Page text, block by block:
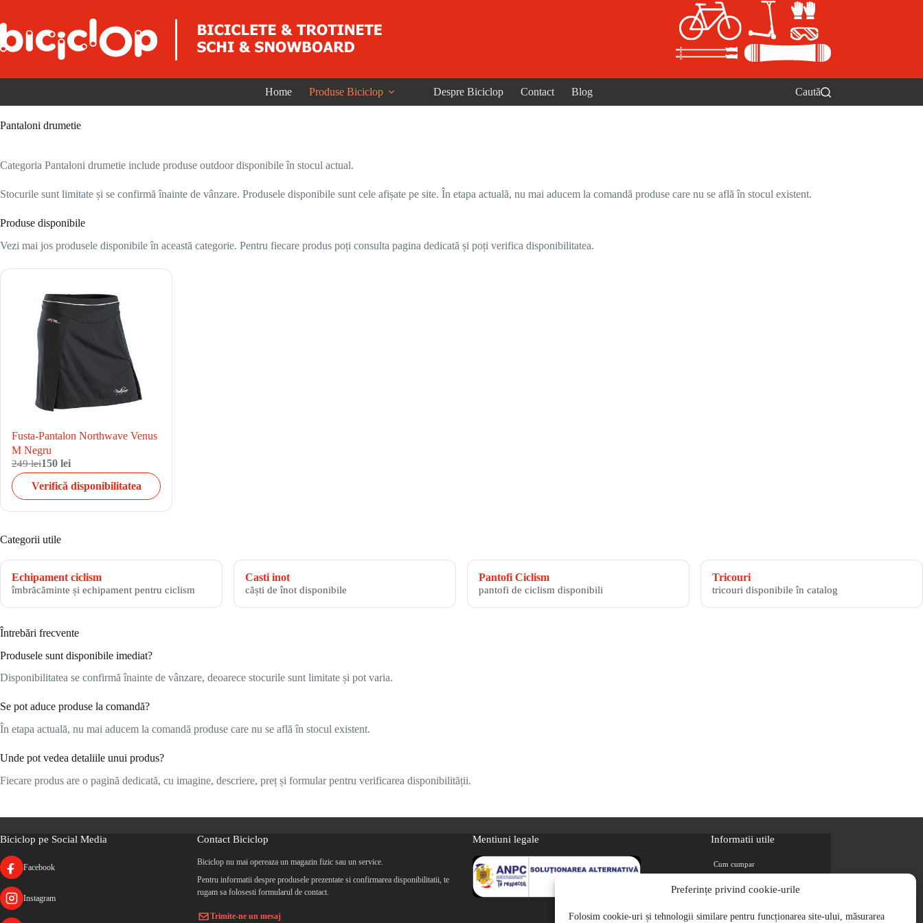
Preferințe privind cookie-urile
Folosim cookie-uri și tehnologii similare pentru funcționarea site-ului, măsurarea
Home Produse Biciclop Despre Biciclop Contact Blog Caută
Pantaloni drumetie
Categoria Pantaloni drumetie include produse outdoor disponibile în stocul actual.
Stocurile sunt limitate și se confirmă înainte de vânzare. Produsele disponibile sunt cele afișate pe site. În etapa actuală, nu mai aducem la comandă produse care nu se află în stocul existent.
Produse disponibile
Vezi mai jos produsele disponibile în această categorie. Pentru fiecare produs poți consulta pagina dedicată și poți verifica disponibilitatea.
Fusta-Pantalon Northwave Venus
M Negru
249 lei150 lei
Verifică disponibilitatea
Categorii utile
Echipament ciclism
îmbrăcăminte și echipament pentru ciclism
Casti inot
căști de înot disponibile
Pantofi Ciclism
pantofi de ciclism disponibili
Tricouri
tricouri disponibile în catalog
Întrebări frecvente
Produsele sunt disponibile imediat?
Disponibilitatea se confirmă înainte de vânzare, deoarece stocurile sunt limitate și pot varia.
Se pot aduce produse la comandă?
În etapa actuală, nu mai aducem la comandă produse care nu se află în stocul existent.
Unde pot vedea detaliile unui produs?
Fiecare produs are o pagină dedicată, cu imagine, descriere, preț și formular pentru verificarea disponibilității.
Biciclop pe Social Media
Facebook
Instagram
Contact Biciclop
Biciclop nu mai opereaza un magazin fizic sau un service.
Pentru informatii despre produsele prezentate si confirmarea disponibilitatii, te
rugam sa folosesti formularul de contact.
Trimite-ne un mesaj
Mentiuni legale Informatii utile
Cum cumpar
Magazine partenere